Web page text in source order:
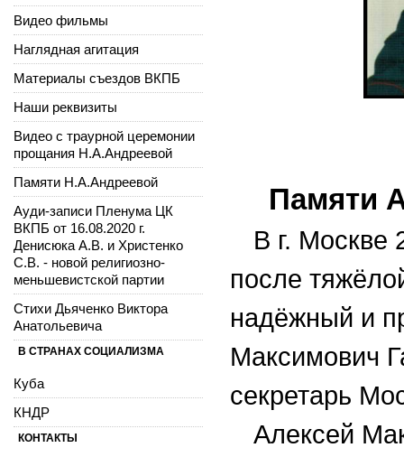
Памяти
В г. Москве
после
надёжный и
Максимович
секретарь
Алексей
Видео фильмы
Наглядная агитация
Материалы съездов ВКПБ
Наши реквизиты
Видео с траурной церемонии
прощания Н.А.Андреевой
Памяти Н.А.Андреевой
Ауди-записи Пленума ЦК
ВКПБ от 16.08.2020 г.
Денисюка А.В. и Христенко
С.В. - новой религиозно-
меньшевистской партии
Стихи Дьяченко Виктора
Анатольевича
В СТРАНАХ СОЦИАЛИЗМА
Куба
КНДР
КОНТАКТЫ